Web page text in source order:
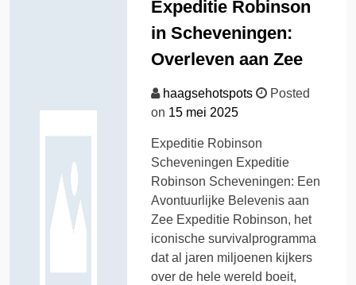
Expeditie Robinson
in Scheveningen:
Overleven aan Zee
haagsehotspots
Posted
on 15 mei 2025
Expeditie Robinson
Scheveningen Expeditie
Robinson Scheveningen: Een
Avontuurlijke Belevenis aan
Zee Expeditie Robinson, het
iconische survivalprogramma
dat al jaren miljoenen kijkers
over de hele wereld boeit,